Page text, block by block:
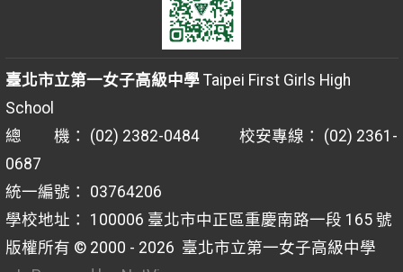
臺北市立第一女子高級中學Taipei First Girls High
School
總 機： (02) 2382-0484 校安專線： (02) 2361-
0687
統一編號： 03764206
學校地址： 100006 臺北市中正區重慶南路一段 165 號
版權所有 © 2000 - 2026 臺北市立第一女子高級中學